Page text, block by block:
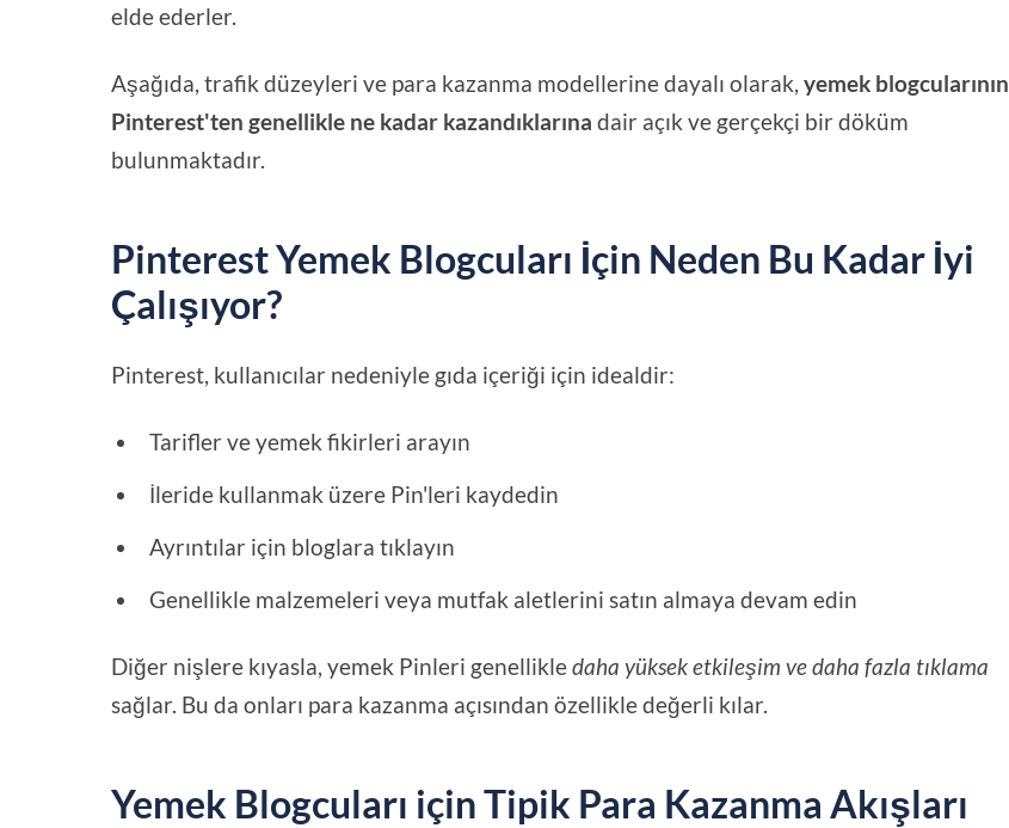
elde ederler.
Aşağıda, trafik düzeyleri ve para kazanma modellerine dayalı olarak,yemek blogcularının
Pinterest'ten genellikle ne kadar kazandıklarına dair açık ve gerçekçi bir döküm
bulunmaktadır.
Pinterest Yemek Blogcuları İçin Neden Bu Kadar İyi
Çalışıyor?
Pinterest, kullanıcılar nedeniyle gıda içeriği için idealdir:
Tarifler ve yemek fikirleri arayın
İleride kullanmak üzere Pin'leri kaydedin
Ayrıntılar için bloglara tıklayın
Genellikle malzemeleri veya mutfak aletlerini satın almaya devam edin
Diğer nişlere kıyasla, yemek Pinleri genellikledaha yüksek etkileşim ve daha fazla tıklama
sağlar. Bu da onları para kazanma açısından özellikle değerli kılar.
Yemek Blogcuları için Tipik Para Kazanma Akışları